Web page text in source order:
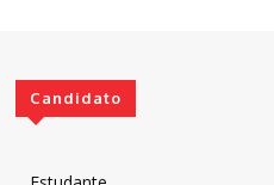
Candidato